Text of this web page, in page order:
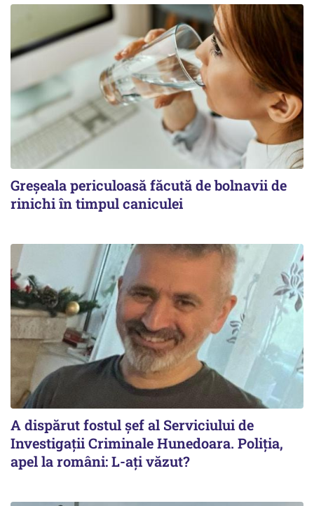
Greșeala periculoasă făcută de bolnavii de
rinichi în timpul caniculei
A dispărut fostul șef al Serviciului de
Investigații Criminale Hunedoara. Poliția,
apel la români: L-ați văzut?